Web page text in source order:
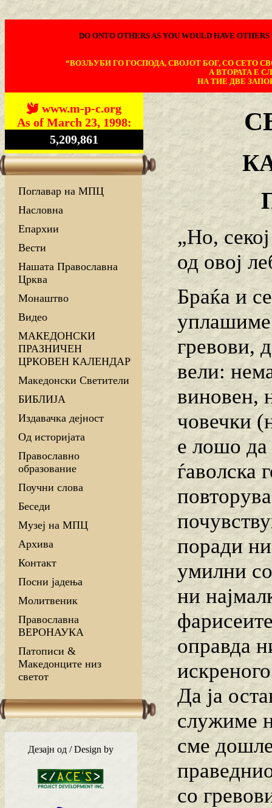
DO ONTO OTHERS AS YOU WOULD HAVE
“ВОЗЉУБИ ГО ГОСПОДА, СВОЈОТ БОГ, СО СЕТО
А ВТОРАТА Е
НА ТИЕ ДВЕ
www.m-p-c.org
As of March 23, 1998:
5,209,861
Поглавар на МПЦ
Насловна
Епархии
Вести
Нашата Православна
Црква
Монаштво
Видео
МАКЕДОНСКИ
ПРАЗНИЧЕН
ЦРКОВЕН КАЛЕНДАР
Македонски Светители
БИБЛИЈА
Издавачка дејност
Од историјата
Православно
образование
Поучни слова
Беседи
Музеј на МПЦ
Архива
Контакт
Посни јадења
Молитвеник
Православна
ВЕРОНАУКА
Патописи &
Македонците низ
светот
Дезајн од / Design by
„Но,
од овој
Браќа и
уплашиме
гревови,
вели:
виновен,
човечки
е лошо да
ѓаволска
поради
умилни
ни
оправда
Да ја
служиме
сме
со